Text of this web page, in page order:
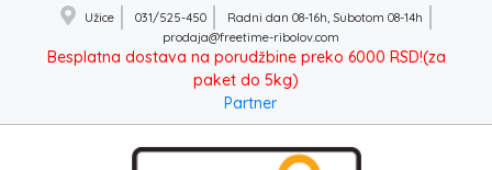
Užice 031/525-450
Radni dan 08-16h, Subotom 08-14h
prodaja@freetime-ribolov.com
Besplatna dostava na porudžbine preko 6000 RSD!(za
paket do 5kg)
Partner